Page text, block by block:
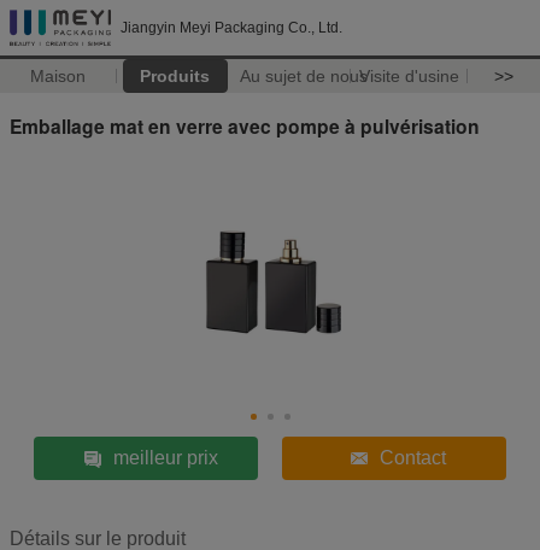
Jiangyin Meyi Packaging Co., Ltd.
Maison Produits Au sujet de nousVisite d'usine >>
Emballage mat en verre avec pompe à pulvérisation
meilleur prix Contact
Détails sur le produit